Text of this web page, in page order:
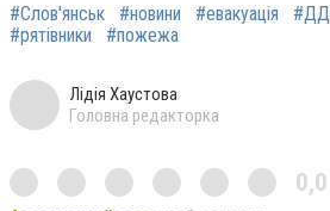
#Слов'янськ #новини #евакуація
#рятівники
#пожежа
Лідія Хаустова
Головна редакторка
0,0